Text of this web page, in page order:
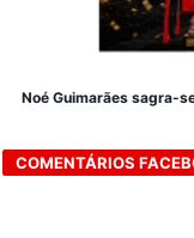
Noé Guimarães sagra-
COMENTÁRIOS